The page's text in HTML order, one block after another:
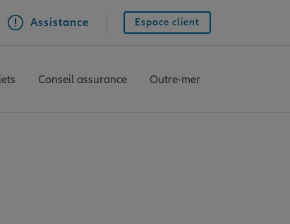
Assistance Espace client
Conseil assurance Outre-mer